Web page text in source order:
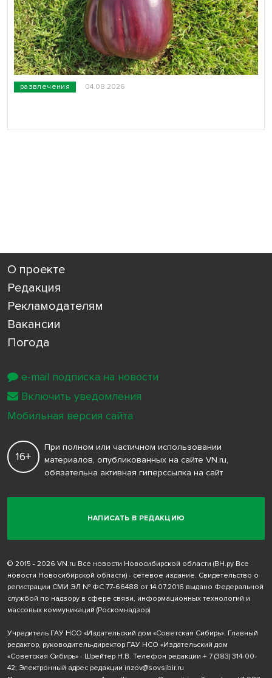
развлечения 04.08.2026
О проекте
Редакция
Рекламодателям
Вакансии
Погода
НАПИСАТЬ В РЕДАКЦИЮ
16+
При полном или частичном использовании
материалов, опубликованных на сайте VN.ru,
обязательна активная гиперссылка на сайт
© 2015 - 2026 VN.ru Все новости Новосибирской области (ВН.ру Все
новости Новосибирской области) - сетевое издание. Свидетельство о
регистрации СМИ ЭЛ № ФС 77-66488 от 14.07.2016 выдано Федеральной
службой по надзору в сфере связи, информационных технологий и
массовых коммуникаций (Роскомнадзор)
Учредитель ГАУ НСО «Издательский дом «Советская Сибирь». Главный
редактор, руководитель-директор ГАУ НСО «Издательский дом
«Советская Сибирь» - Шрейтер Н.В. Телефон редакции + 7 (383) 314-00-
42; Электронный адрес редакции inzov@sovsibir.ru
e-mail подписка на новости
Включить уведомления
Мобильная версия сайта